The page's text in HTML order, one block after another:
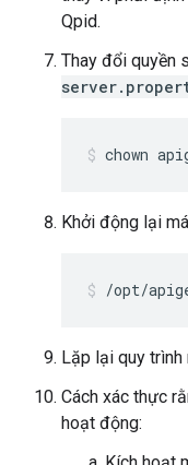
Qpid.
Thay đổi quyền
chown
Khởi động lại
/opt/
Lặp lại quy trình
Cách xác thực
hoạt động: